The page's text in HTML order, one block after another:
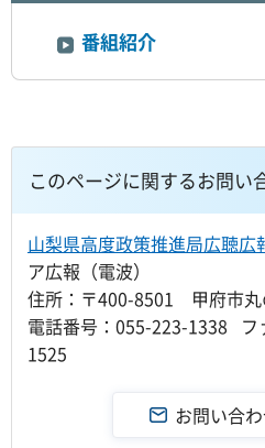
番組紹介
このページに関するお問い
山梨県高度政策推進局広聴広
ア広報（電波）
住所：〒400-8501 甲府市丸
電話番号：055-223-1338 フ
1525